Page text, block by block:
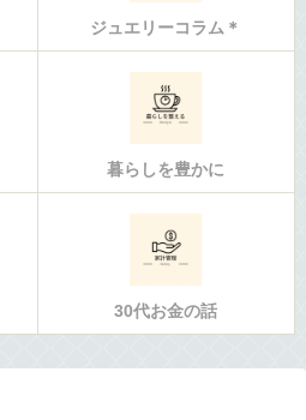
ジュエリーコラム＊
暮らしを豊かに
30代お金の話